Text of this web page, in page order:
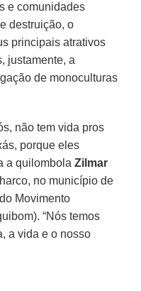
e comunidades
destruição, o
principais atrativos
justamente, a
de monoculturas
não tem vida pros
porque eles
a quilombolaZilmar
no município de
Movimento
“Nós temos
a vida e o nosso